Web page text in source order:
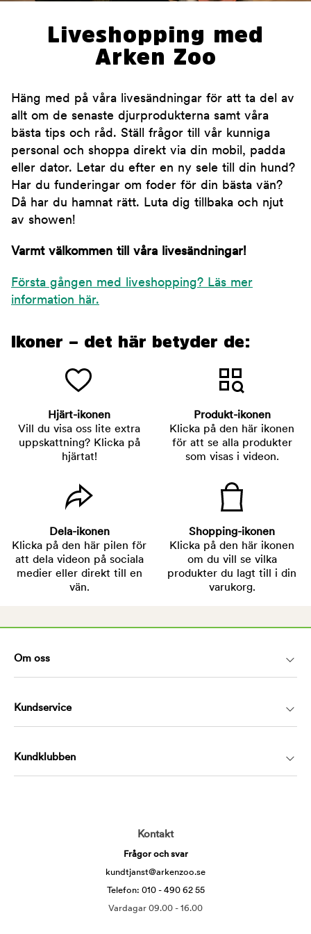
Liveshopping med
Arken Zoo
Häng med på våra livesändningar för att ta del av
allt om de senaste djurprodukterna samt våra
bästa tips och råd. Ställ frågor till vår kunniga
personal och shoppa direkt via din mobil, padda
eller dator. Letar du efter en ny sele till din hund?
Har du funderingar om foder för din bästa vän?
Då har du hamnat rätt. Luta dig tillbaka och njut
av showen!
Varmt välkommen till våra livesändningar!
Första gången med liveshopping? Läs mer
information här.
Ikoner – det här betyder de:
Hjärt-ikonen
Vill du visa oss lite extra
uppskattning? Klicka på
hjärtat!
Produkt-ikonen
Klicka på den här ikonen
för att se alla produkter
som visas i videon.
Dela-ikonen
Klicka på den här pilen för
att dela videon på sociala
medier eller direkt till en
vän.
Shopping-ikonen
Klicka på den här ikonen
om du vill se vilka
produkter du lagt till i din
varukorg.
Om oss
Kundservice
Kundklubben
Kontakt
Frågor och svar
kundtjanst@arkenzoo.se
Telefon: 010 - 490 62 55
Vardagar 09.00 - 16.00